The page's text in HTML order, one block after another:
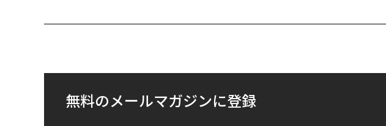
無料のメールマガジンに登録